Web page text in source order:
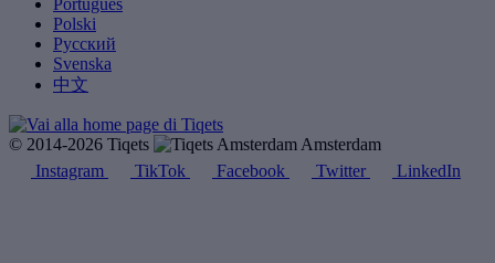
Português
Polski
Русский
Svenska
中文
© 2014-2026 Tiqets
Amsterdam
Instagram
TikTok Facebook Twitter LinkedIn